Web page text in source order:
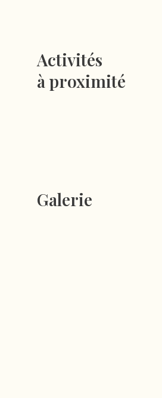
Activités
à proximité
Galerie